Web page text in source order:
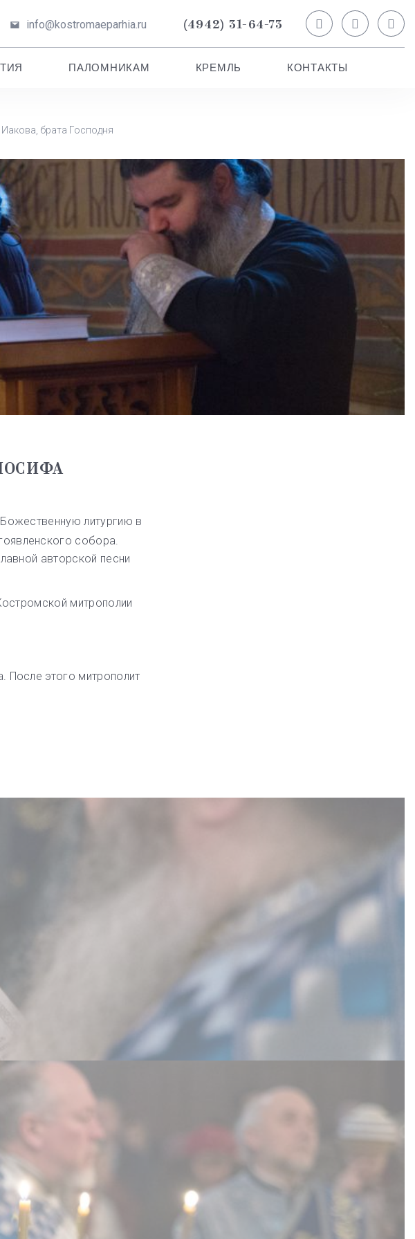
info@kostromaeparhia.ru (4942) 31-64-73
ПАЛОМНИКАМ КРЕМЛЬ КОНТАКТЫ
брата Господня
литургию в
собора.
авторской песни
митрополии
После этого митрополит